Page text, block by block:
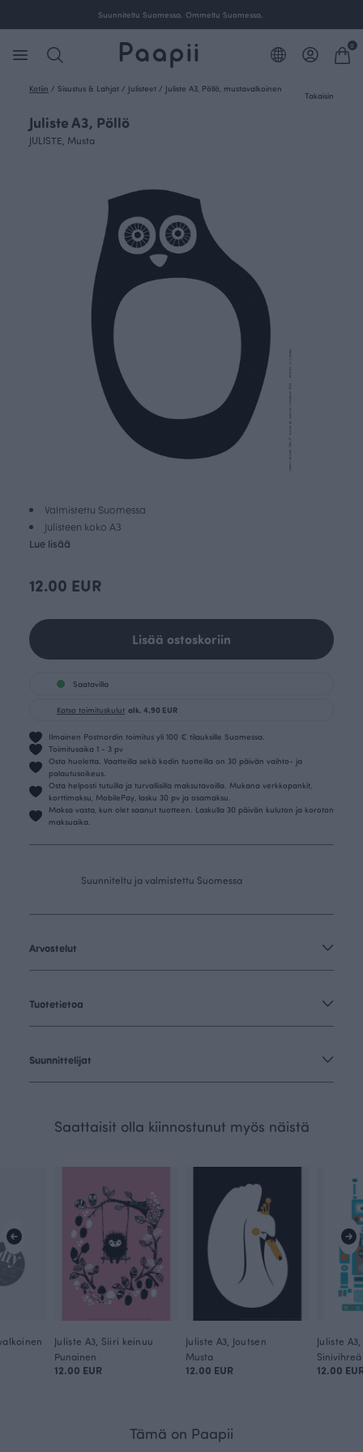
Suunniteltu Suomessa. Ommeltu Suomessa.
0
Kotiin / Sisustus & Lahjat / Julisteet / Juliste A3, Pöllö, mustavalkoinen
Takaisin
Juliste A3, Pöllö
JULISTE, Musta
Valmistettu Suomessa
Julisteen koko A3
Lue lisää
12.00 EUR
Lisää ostoskoriin
Saatavilla
Katso toimituskulut alk. 4.90 EUR
Ilmainen Postnordin toimitus yli 100 € tilauksille Suomessa.
Toimitusaika 1 - 3 pv
Osta huoletta. Vaatteilla sekä kodin tuotteilla on 30 päivän vaihto- ja
palautusoikeus.
Osta helposti tutuilla ja turvallisilla maksutavoilla. Mukana verkkopankit,
korttimaksu, MobilePay, lasku 30 pv ja osamaksu.
Maksa vasta, kun olet saanut tuotteen. Laskulla 30 päivän kuluton ja koroton
maksuaika.
Suunniteltu ja valmistettu Suomessa
Arvostelut
Tuotetietoa
Suunnittelijat
Saattaisit olla kiinnostunut myös näistä
Juliste A3, Siiri keinuu
Punainen
12.00 EUR
Juliste A3, Joutsen
Musta
12.00 EUR
Juliste
Sinivihreä
12.00
Tämä on Paapii